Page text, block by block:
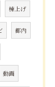
棟上げ
都内
動画